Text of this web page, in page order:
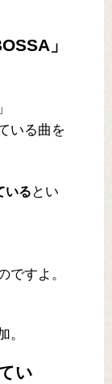
」
いる曲を
いる とい
ですよ。
。
い